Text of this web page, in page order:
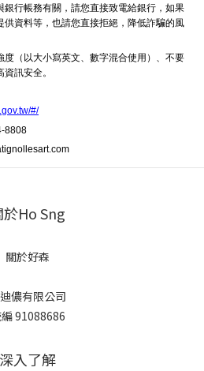
銀行帳務有關，請您直接致電給銀行，如果
資料等，也請您直接拒絕，降低詐騙的風
（以大小寫英文、數字混合使用）、不要
訊安全。
#/
8808
於Ho Sng
關於好森
儂有限公司
91088686
深入了解